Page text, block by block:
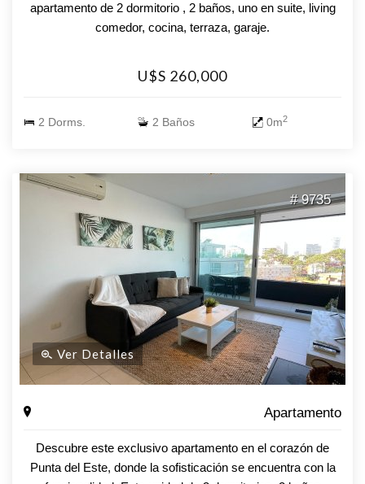
apartamento de 2 dormitorio , 2 baños, uno en suite, living
comedor, cocina, terraza, garaje.
U$S 260,000
2 Dorms. 2 Baños 0m2
# 9735
Ver Detalles
Apartamento
Descubre este exclusivo apartamento en el corazón de
Punta del Este, donde la sofisticación se encuentra con la